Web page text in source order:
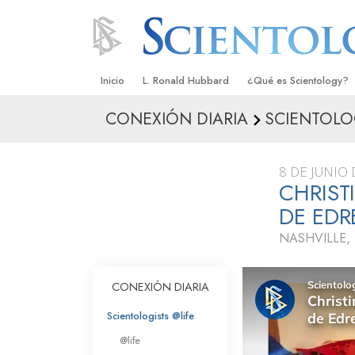
Inicio L. Ronald Hubbard ¿Qué es Scientology?
Creencias y Prácticas
Qué dicen los
Scientology
Conoce a un
Los Principios Básicos
Una Introducción a
CONEXIÓN DIARIA
8 DE JUNIO
DE
NASHVILLE,
CONEXIÓN DIARIA
Scientologists @life
@life